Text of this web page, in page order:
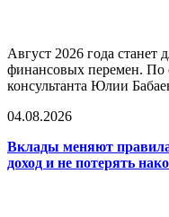
Август 2026 года станет
финансовых перемен. По
консультанта Юлии
04.08.2026
Вклады меняют
доход и не потерять